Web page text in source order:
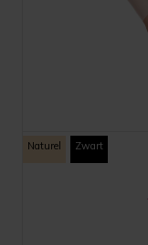
Naturel Zwart